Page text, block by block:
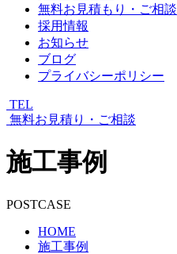
無料お見積もり・ご相談
採用情報
お知らせ
ブログ
プライバシーポリシー
TEL
無料お見積り・ご相談
施工事例
POSTCASE
HOME
施工事例